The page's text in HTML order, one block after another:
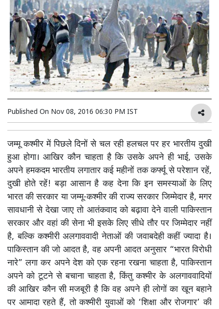
Published On Nov 08, 2016 06:30 PM IST
जम्मू कश्मीर में पिछले दिनों से चल रही हलचल पर हर भारतीय दुखी
हुआ होगा। आखिर कौन चाहता है कि उसके अपने ही भाई, उसके
अपने हमकदम भारतीय लगातार कई महीनों तक कर्फ्यू से परेशान रहें,
दुखी होते रहें! बड़ा आसान है कह देना कि इन समस्याओं के लिए
भारत की सरकार या जम्मू-कश्मीर की राज्य सरकार जिम्मेदार है, मगर
सावधानी से देखा जाए तो आतंकवाद को बढ़ावा देने वाली पाकिस्तान
सरकार और वहां की सेना भी इसके लिए सीधे तौर पर जिम्मेदार नहीं
है, बल्कि कश्मीरी अलगाववादी नेताओं की जवाबदेही कहीं ज्यादा है।
पाकिस्तान की जो आदत है, वह अपनी आदत अनुसार “भारत विरोधी
नारे” लगा कर अपने देश को एक रहना रखना चाहता है, पाकिस्तान
अपने को टूटने से बचाना चाहता है, किंतु कश्मीर के अलगाववादियों
की आखिर कौन सी मजबूरी है कि वह अपने ही लोगों का खून बहाने
पर आमादा रहते हैं, तो कश्मीरी युवाओं को ‘शिक्षा और रोजगार’ की